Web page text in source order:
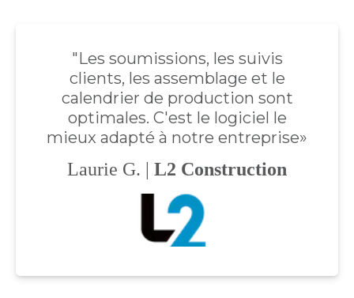
"Les soumissions, les suivis
clients, les assemblage et le
calendrier de production sont
optimales. C'est le logiciel le
mieux adapté à notre entreprise»
Laurie G. | L2 Construction